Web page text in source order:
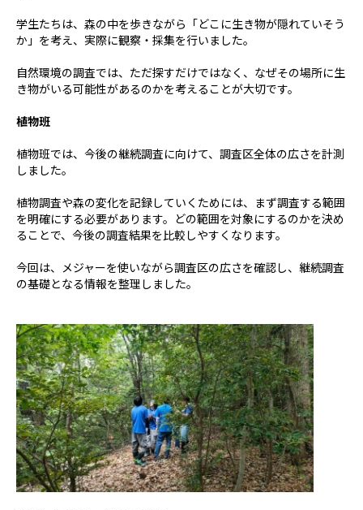
学生たちは、森の中を歩きながら「どこに生き物が隠れていそう
か」を考え、実際に観察・採集を行いました。
自然環境の調査では、ただ探すだけではなく、なぜその場所に生
き物がいる可能性があるのかを考えることが大切です。
植物班
植物班では、今後の継続調査に向けて、調査区全体の広さを計測
しました。
植物調査や森の変化を記録していくためには、まず調査する範囲
を明確にする必要があります。どの範囲を対象にするのかを決め
ることで、今後の調査結果を比較しやすくなります。
今回は、メジャーを使いながら調査区の広さを確認し、継続調査
の基礎となる情報を整理しました。